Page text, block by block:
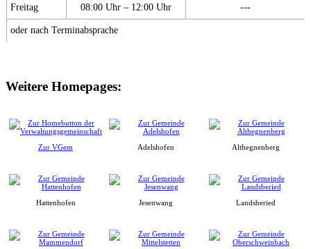
Freitag 08:00 Uhr – 12:00 Uhr ---
oder nach Terminabsprache
Weitere Homepages:
Zur VGem Adelshofen Althegnenberg
Hattenhofen Jesenwang Landsberied